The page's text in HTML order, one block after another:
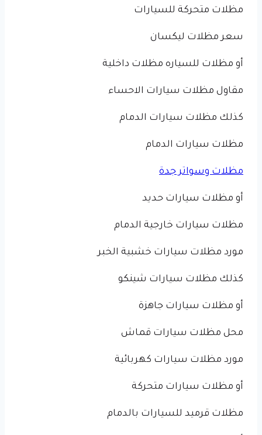
مظلات متحركة للسيارات
سعر مظلات ليكسان
أو مظلات للسياره مظلات داخلية
مقاول مظلات سيارات الاحساء
كذلك مظلات سيارات الدمام
مظلات سيارات الدمام
مظلات وسواتر جدة
أو مظلات سيارات حديد
مظلات سيارات خارجية الدمام
مورد مظلات سيارات خشبية الخبر
كذلك مظلات سيارات شينكو
أو مظلات سيارات جاهزة
محل مظلات سيارات قماش
مورد مظلات سيارات كهربائية
أو مظلات سيارات متحركة
مظلات قرميد للسيارات بالدمام